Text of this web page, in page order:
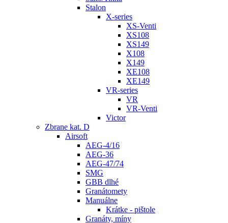
Stalon
X-series
XS-Venti
XS108
XS149
X108
X149
XE108
XE149
VR-series
VR
VR-Venti
Victor
Zbrane kat. D
Airsoft
AEG-4/16
AEG-36
AEG-47/74
SMG
GBB dlhé
Granátomety
Manuálne
Krátke - pištole
Granáty, míny